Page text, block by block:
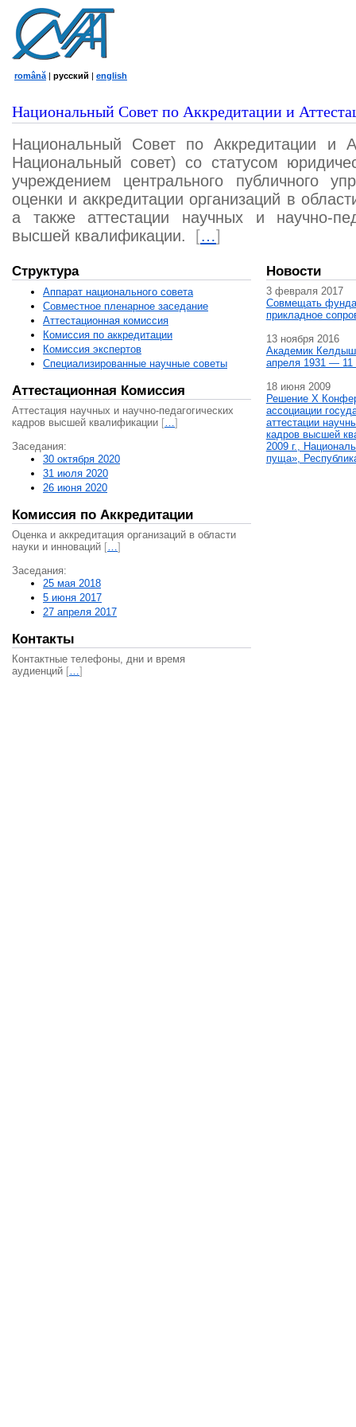
română | русский | english
Национальный Совет по Аккредитации и
Национальный Совет по Аккредитации и
Национальный совет) со статусом
учреждением центрального публичного
оценки и аккредитации организаций в
а также аттестации научных и научно-
высшей квалификации.
[…]
Структура
Аппарат национального совета
Совместное пленарное заседание
Аттестационная комисcия
Комиссия по аккредитации
Комиссия экспертов
Специализированные научные советы
Аттестационная Комиссия
Аттестация научных и научно-педагогических
кадров высшей квалификации […]
Заседания:
30 октября 2020
31 июля 2020
26 июня 2020
Комиссия по Аккредитации
Оценка и аккредитация организаций в области
науки и инноваций […]
Заседания:
25 мая 2018
5 июня 2017
27 апреля 2017
Контакты
Контактные телефоны, дни и время
аудиенций […]
Новости
3 февраля 2017
Совмещать
прикладное
13 ноября 2016
Академик
апреля 1931 — 11
18 июня 2009
Решение X
ассоциации
аттестации
кадров высшей
2009 г.,
пуща»,